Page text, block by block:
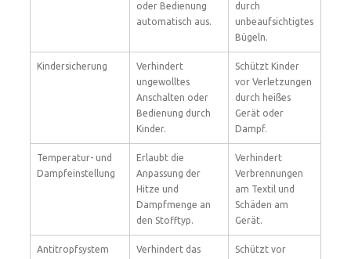
oder Bedienung
automatisch aus.
durch
unbeaufsichtigtes
Bügeln.
Kindersicherung
Verhindert
ungewolltes
Anschalten oder
Bedienung durch
Kinder.
Schützt Kinder
vor Verletzungen
durch heißes
Gerät oder
Dampf.
Temperatur- und
Dampfeinstellung
Erlaubt die
Anpassung der
Hitze und
Dampfmenge an
den Stofftyp.
Verhindert
Verbrennungen
am Textil und
Schäden am
Gerät.
Antitropfsystem
Verhindert das
Schützt vor